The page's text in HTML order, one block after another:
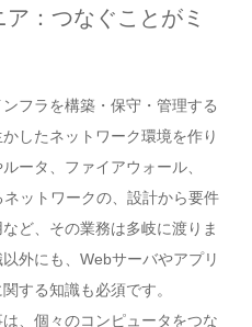
：つなぐことがミ
フラを構築・保守・管理する
したネットワーク環境を作り
ータ、ファイアウォール、
ットワークの、設計から要件
ど、その業務は多岐に渡りま
外にも、Webサーバやアプリ
する知識も必須です。
、個々のコンピュータをつな